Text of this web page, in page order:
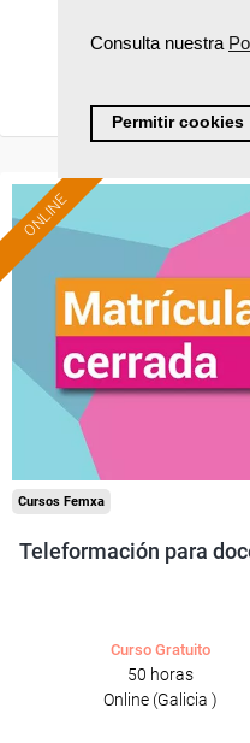
Consulta nuestra
Permitir cookies
Matrícula cerrada
0 24
ONLINE
Cursos Femxa
Teleformación para
Curso Gratuito
50 horas
Online (Galicia )